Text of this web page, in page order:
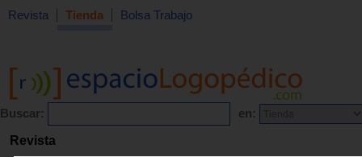
Revista Tienda Bolsa Trabajo
Buscar: en:
Revista